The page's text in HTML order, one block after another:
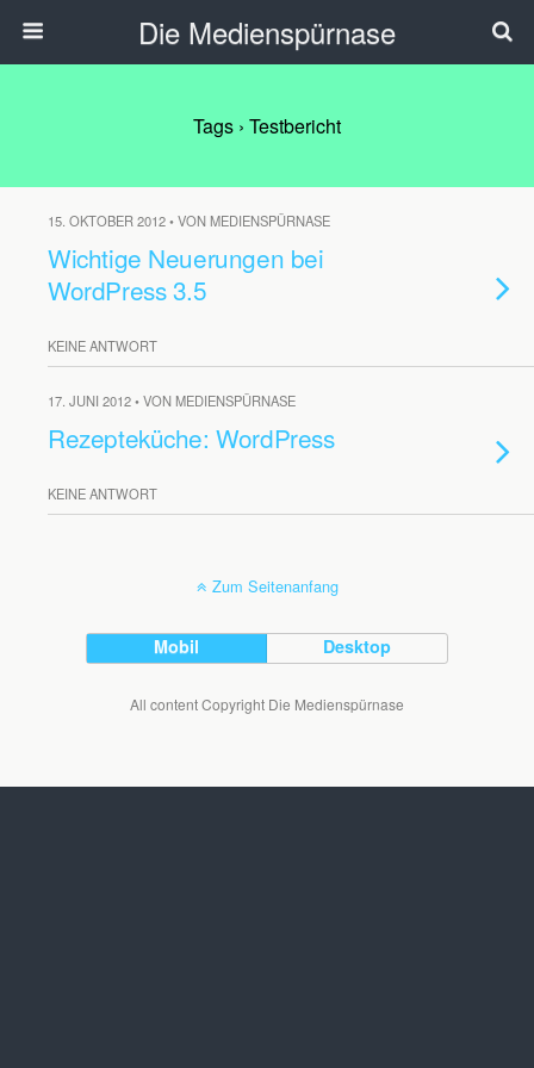
Die Medienspürnase
Tags › Testbericht
15. OKTOBER 2012 • VON MEDIENSPÜRNASE
Wichtige Neuerungen bei
WordPress 3.5
KEINE ANTWORT
17. JUNI 2012 • VON MEDIENSPÜRNASE
Rezepteküche: WordPress
KEINE ANTWORT
Zum Seitenanfang
Mobil Desktop
All content Copyright Die Medienspürnase